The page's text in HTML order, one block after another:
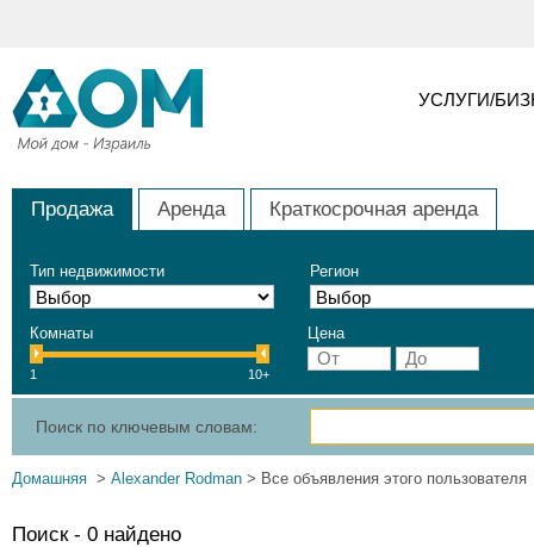
УСЛУГИ/
Продажа Аренда Краткосрочная аренда
Тип недвижимости Регион
Комнаты
1 10+
Цена
Поиск по ключевым словам:
Домашняя > Alexander Rodman > Все объявления этого пользователя
Поиск - 0 найдено